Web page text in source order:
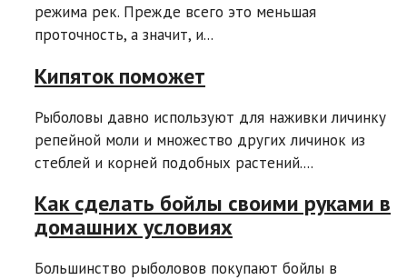
режима рек. Прежде всего это меньшая
проточность, а значит, и...
Кипяток поможет
Рыболовы давно используют для наживки личинку
репейной моли и множество других личинок из
стеблей и корней подобных растений....
Как сделать бойлы своими руками в
домашних условиях
Большинство рыболовов покупают бойлы в